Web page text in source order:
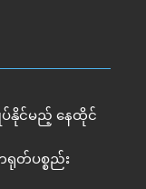
နိုင်မည့် နေထိုင်
တ်ပစ္စည်း